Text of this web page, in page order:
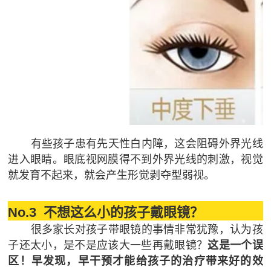
有些孩子患有先天性白内障，这会阻碍外界光线
进入眼睛。眼底视网膜得不到外界光线的刺激，视觉
就发育不起来，就会产生形觉剥夺型弱视。
No.3 不想这么小的孩子戴眼镜？
很多家长对孩子带眼镜的事情非常犹豫，认为孩
子还太小，是不是应该大一些再戴眼镜？这是一个误
区！早发现，早干预才能给孩子的治疗带来好的效